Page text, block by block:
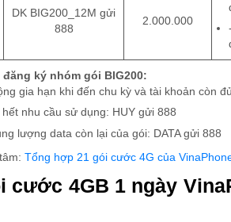
DK BIG200_12M gửi
888
2.000.000
ký nhóm gói BIG200:
gia hạn khi đến chu kỳ và tài khoản còn
nhu cầu sử dụng: HUY gửi 888
lượng data còn lại của gói: DATA gửi 888
Tổng hợp 21 gói cước 4G của
cước 4GB 1 ngày